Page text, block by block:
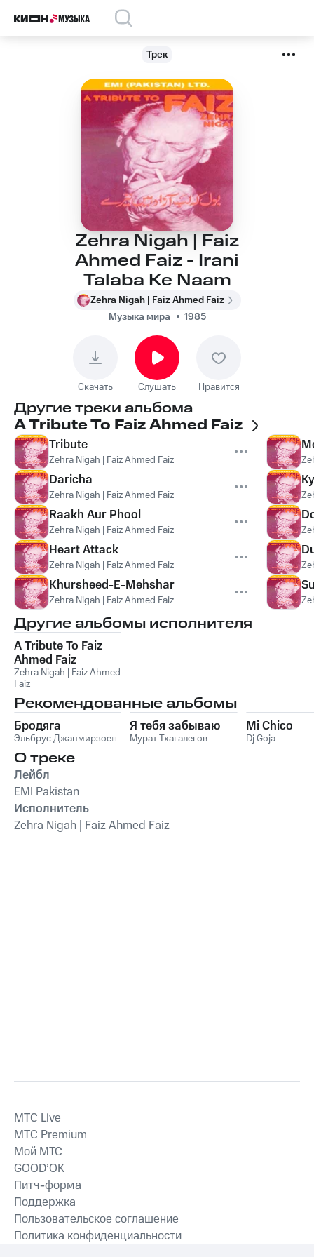
Трек
Zehra Nigah | Faiz
Ahmed Faiz - Irani
Talaba Ke Naam
Zehra Nigah | Faiz Ahmed Faiz
Музыка мира
1985
Скачать Слушать Нравится
Другие треки альбома
A Tribute To Faiz Ahmed Faiz
Tribute
Zehra Nigah | Faiz Ahmed Faiz
Daricha
Zehra Nigah | Faiz Ahmed Faiz
Raakh Aur Phool
Zehra Nigah | Faiz Ahmed Faiz
Heart Attack
Zehra Nigah | Faiz Ahmed Faiz
Khursheed-E-Mehshar
Zehra Nigah | Faiz Ahmed Faiz
Другие альбомы исполнителя
A Tribute To Faiz
Ahmed Faiz
Zehra Nigah | Faiz Ahmed
Faiz
Рекомендованные альбомы
Бродяга
Эльбрус Джанмирзоев
Я тебя забываю
Мурат Тхагалегов
Mi Chico
Dj Goja
О треке
Лейбл
EMI Pakistan
Исполнитель
Zehra Nigah | Faiz Ahmed Faiz
MTС Live
MTС Premium
Мой МТС
GOOD’OK
Питч-форма
Поддержка
Пользовательское соглашение
Политика конфиденциальности